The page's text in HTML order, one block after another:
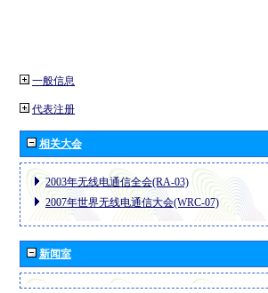
一般信息
代表注册
相关大会
2003年无线电通信全会(RA-03)
2007年世界无线电通信大会(WRC-07)
新闻室